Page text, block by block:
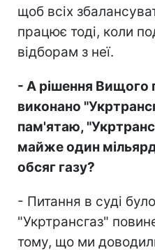
щоб всіх
працює тоді, коли
відборам з неї.
- А рішення Вищого
виконано
пам'ятаю,
майже один
обсяг газу?
- Питання в суді
"Укртрансгаз"
тому, що ми